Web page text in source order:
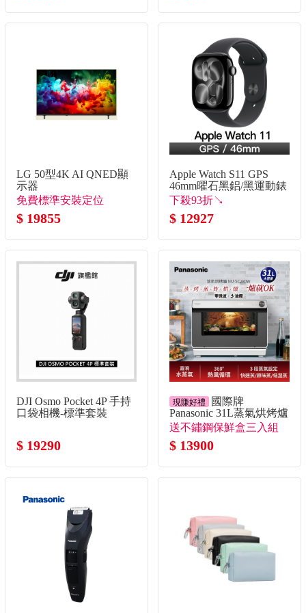
LG 50型4K AI QNED顯
示器
免費標準安裝定位
$ 19855
Apple Watch S11 GPS
46mm曜石黑鋁/黑運動錶
帶-M/L
下殺93折↘
$ 12927
DJI Osmo Pocket 4P 手持
口袋相機-標準套裝
$ 19290
現賺好禮
國際牌
Panasonic 31L蒸氣烘烤爐
送不鏽鋼保鮮盒三入組
$ 13900